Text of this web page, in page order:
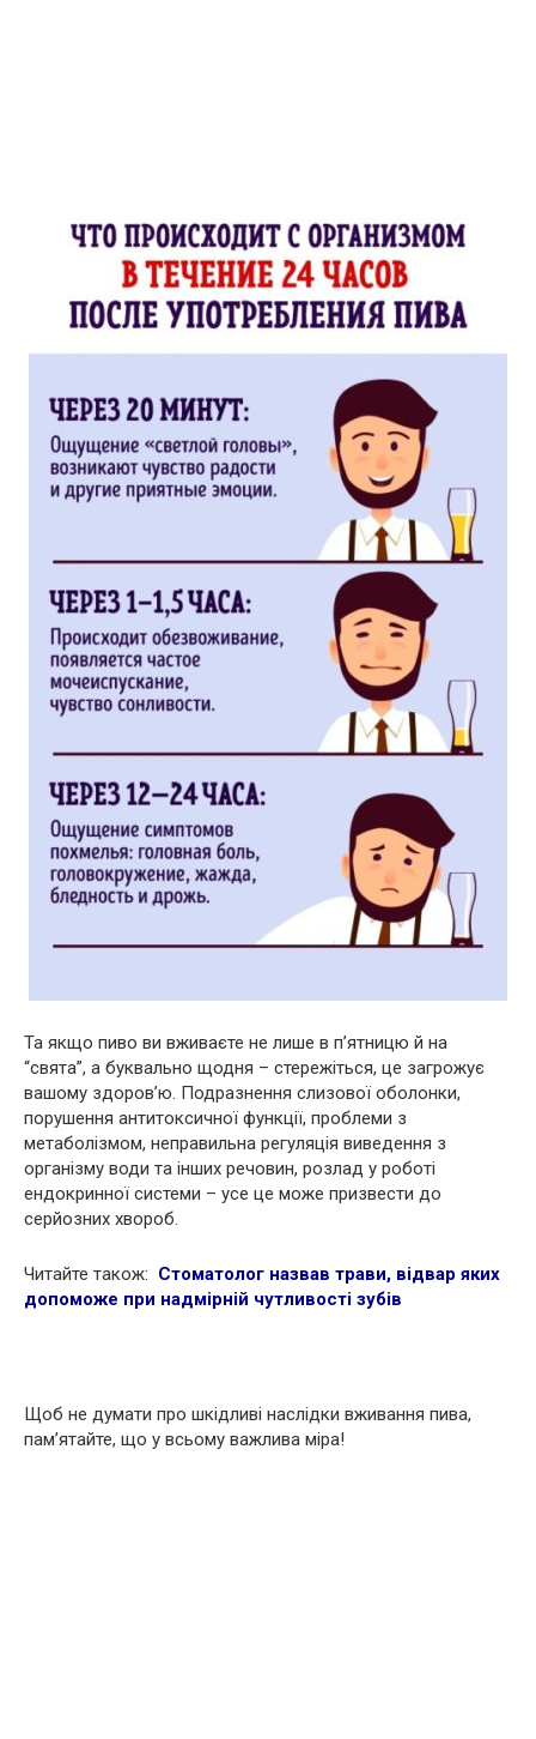
Та якщо пиво ви вживаєте не лише в п’ятницю й на
“свята”, а буквально щодня – стережіться, це загрожує
вашому здоров’ю. Подразнення слизової оболонки,
порушення антитоксичної функції, проблеми з
метаболізмом, неправильна регуляція виведення з
організму води та інших речовин, розлад у роботі
ендокринної системи – усе це може призвести до
серйозних хвороб.
Читайте також: Стоматолог назвав трави, відвар яких
допоможе при надмірній чутливості зубів
Щоб не думати про шкідливі наслідки вживання пива,
пам’ятайте, що у всьому важлива міра!